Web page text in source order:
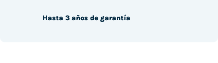
Hasta 3 años de garantía